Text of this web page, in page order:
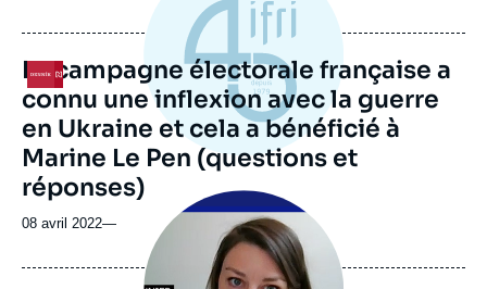
Logo
La campagne électorale française a
connu une inflexion avec la guerre
en Ukraine et cela a bénéficié à
Marine Le Pen (questions et
réponses)
08 avril 2022—
principale
médiatique